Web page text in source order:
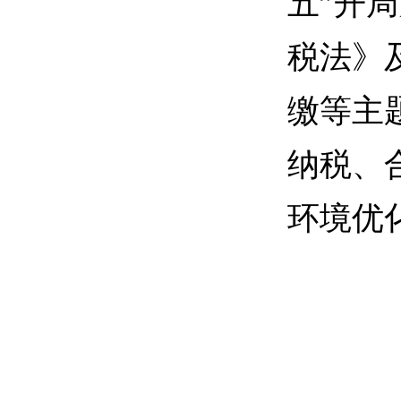
税法》
缴等主
纳税、
环境优